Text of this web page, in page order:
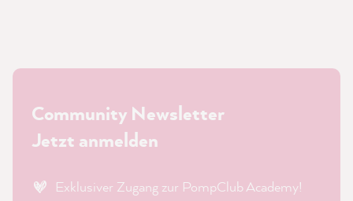
Community Newsletter
Jetzt anmelden
Exklusiver Zugang zur PompClub Academy!